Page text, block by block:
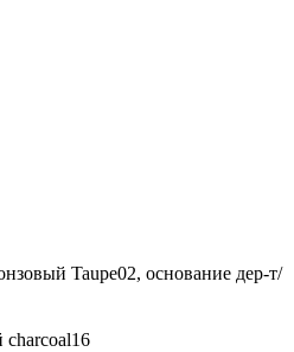
Taupe02, основание дер-т/
charcoal16